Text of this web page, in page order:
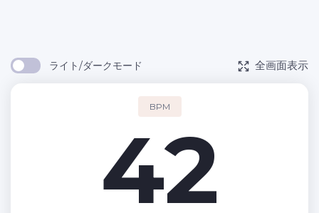
ライト/ダークモード 全画面表示
BPM
42